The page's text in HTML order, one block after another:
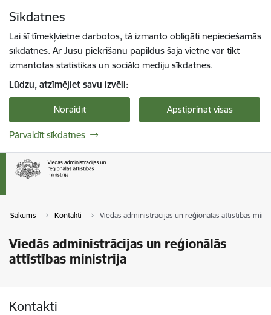
Sīkdatnes
Lai šī tīmekļvietne darbotos, tā izmanto obligāti nepieciešamās
sīkdatnes. Ar Jūsu piekrišanu papildus šajā vietnē var tikt
izmantotas statistikas un sociālo mediju sīkdatnes.
Lūdzu, atzīmējiet savu izvēli:
Noraidīt Apstiprināt visas
Pārvaldīt sīkdatnes
Sākums Kontakti Viedās administrācijas un reģionālās attīstības
Viedās administrācijas un reģionālās
attīstības ministrija
Kontakti